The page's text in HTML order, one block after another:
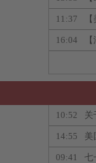
11:37
16:04
10:52 关
14:55 美
09:41 七